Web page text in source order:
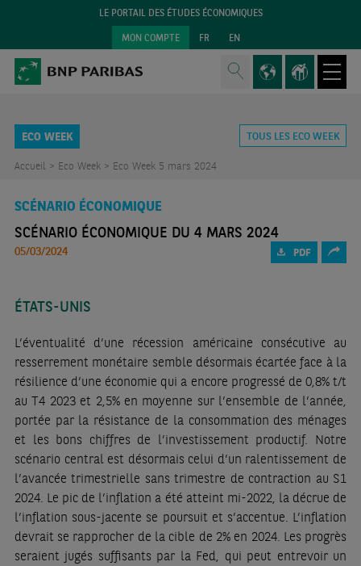
LE PORTAIL DES ÉTUDES ÉCONOMIQUES
MON COMPTE FR EN
ECO WEEK TOUS LES ECO WEEK
Accueil > Eco Week > Eco Week 5 mars 2024
SCÉNARIO ÉCONOMIQUE
SCÉNARIO ÉCONOMIQUE DU 4 MARS 2024
05/03/2024 PDF
ÉTATS-UNIS
L’éventualité d’une récession américaine consécutive au
resserrement monétaire semble désormais écartée face à la
résilience d’une économie qui a encore progressé de 0,8% t/t
au T4 2023 et 2,5% en moyenne sur l’ensemble de l’année,
portée par la résistance de la consommation des ménages
et les bons chiffres de l’investissement productif. Notre
scénario central est désormais celui d’un ralentissement de
l’avancée trimestrielle sans trimestre de contraction au S1
2024. Le pic de l’inflation a été atteint mi-2022, la décrue de
l’inflation sous-jacente se poursuit et s’accentue. L’inflation
devrait se rapprocher de la cible de 2% en 2024. Les progrès
seraient jugés suffisants par la Fed, qui peut entrevoir un